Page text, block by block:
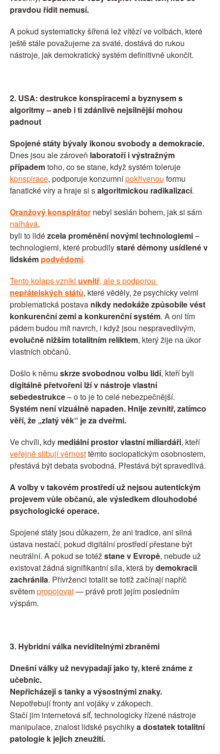
pravdou řídit nemusí.
A pokud systematicky šířená lež vítězí ve volbách, které
ještě stále považujeme za svaté, dostává do rukou
nástroje, jak demokratický systém definitivně ukončit.
2. USA: destrukce konspiracemi a byznysem s
algoritmy – aneb i ti zdánlivě nejsilnější mohou
padnout
Spojené státy bývaly ikonou svobody a demokracie.
Dnes jsou ale zároveň laboratoří i výstražným
případem
konspirace, podporuje konzumní pokřivenou formu
fanatické víry a hraje si s algoritmickou radikalizací.
Oranžový konspirátor
nalhává,
byli to lidé zcela proměnění novými technologiemi –
technologiemi, které probudily staré démony usídlené v
lidském podvědomí.
Tento kolaps vznikl uvnitř
nepřátelských států, které věděly, že psychicky velmi
problematická postava nikdy nedokáže způsobile vést
konkurenční zemi a konkurenční systém. A oni tím
evolučně nižším totalitním reliktem, který žije na úkor
vlastních občanů.
Došlo k němu skrze svobodnou volbu lidí
digitálně přetvořeni lží v nástroje vlastní
sebedestrukce – o to je to celé nebezpečnější.
Systém není vizuálně napaden. Hnije zevnitř, zatímco
věří, že „zlatý věk“ je za dveřmi.
Ve chvíli, kdy mediální prostor vlastní miliardáři
, kteří
veřejně slibují věrnost těmto sociopatickým osobnostem,
přestává být debata svobodná. Přestává být spravedlivá.
A volby v takovém prostředí už nejsou autentickým
projevem vůle občanů, ale výsledkem dlouhodobé
psychologické operace.
Spojené státy jsou důkazem, že ani tradice, ani silná
ústava nestačí, pokud digitální prostředí přestane být
neutrální. A pokud se totéž stane v Evropě, nebude už
existovat žádná signifikantní síla, která by demokracii
zachránila. Přívrženci totalit se totiž začínají napříč
světem propojovat — právě proti jejím posledním
výspám.
3. Hybridní válka neviditelnými zbraněmi
Dnešní války už nevypadají jako ty, které známe z
učebnic.
Nepřicházejí s tanky a výsostnými znaky.
Nepotřebují fronty ani vojáky v zákopech.
Stačí jim internetová síť, technologicky řízené nástroje
manipulace, znalost lidské psychiky a dostatek totalitní
patologie k jejich zneužití.